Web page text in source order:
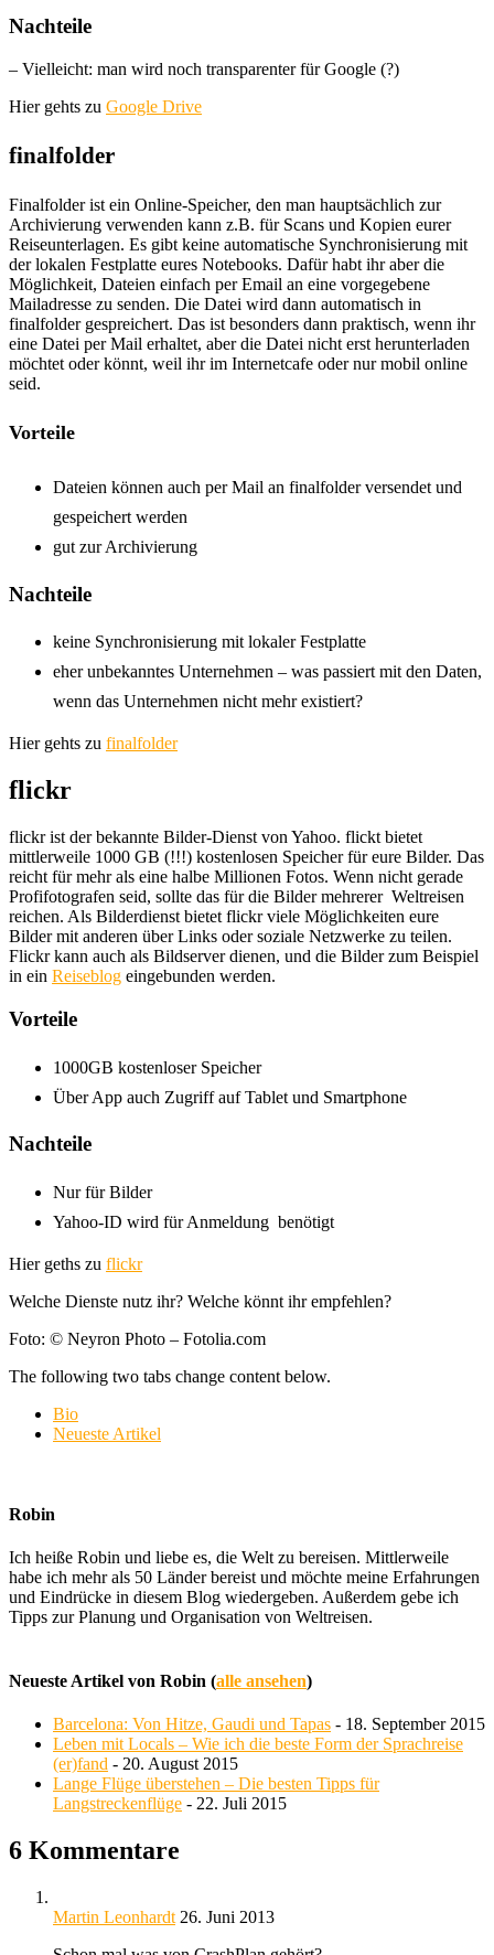
Nachteile
– Vielleicht: man wird noch transparenter für Google (?)
Hier gehts zu Google Drive
finalfolder
Finalfolder ist ein Online-Speicher, den man hauptsächlich zur
Archivierung verwenden kann z.B. für Scans und Kopien eurer
Reiseunterlagen. Es gibt keine automatische Synchronisierung mit
der lokalen Festplatte eures Notebooks. Dafür habt ihr aber die
Möglichkeit, Dateien einfach per Email an eine vorgegebene
Mailadresse zu senden. Die Datei wird dann automatisch in
finalfolder gespreichert. Das ist besonders dann praktisch, wenn ihr
eine Datei per Mail erhaltet, aber die Datei nicht erst herunterladen
möchtet oder könnt, weil ihr im Internetcafe oder nur mobil online
seid.
Vorteile
Dateien können auch per Mail an finalfolder versendet und
gespeichert werden
gut zur Archivierung
Nachteile
keine Synchronisierung mit lokaler Festplatte
eher unbekanntes Unternehmen – was passiert mit den Daten,
wenn das Unternehmen nicht mehr existiert?
Hier gehts zu finalfolder
flickr
flickr ist der bekannte Bilder-Dienst von Yahoo. flickt bietet
mittlerweile 1000 GB (!!!) kostenlosen Speicher für eure Bilder. Das
reicht für mehr als eine halbe Millionen Fotos. Wenn nicht gerade
Profifotografen seid, sollte das für die Bilder mehrerer Weltreisen
reichen. Als Bilderdienst bietet flickr viele Möglichkeiten eure
Bilder mit anderen über Links oder soziale Netzwerke zu teilen.
Flickr kann auch als Bildserver dienen, und die Bilder zum Beispiel
in ein Reiseblog eingebunden werden.
Vorteile
1000GB kostenloser Speicher
Über App auch Zugriff auf Tablet und Smartphone
Nachteile
Nur für Bilder
Yahoo-ID wird für Anmeldung benötigt
Hier geths zu flickr
Welche Dienste nutz ihr? Welche könnt ihr empfehlen?
Foto: © Neyron Photo – Fotolia.com
The following two tabs change content below.
Bio
Neueste Artikel
Robin
Ich heiße Robin und liebe es, die Welt zu bereisen. Mittlerweile
habe ich mehr als 50 Länder bereist und möchte meine Erfahrungen
und Eindrücke in diesem Blog wiedergeben. Außerdem gebe ich
Tipps zur Planung und Organisation von Weltreisen.
Neueste Artikel von Robin (alle ansehen)
Barcelona: Von Hitze, Gaudi und Tapas - 18. September 2015
Leben mit Locals – Wie ich die beste Form der Sprachreise
(er)fand - 20. August 2015
Lange Flüge überstehen – Die besten Tipps für
Langstreckenflüge - 22. Juli 2015
6 Kommentare
Martin Leonhardt 26. Juni 2013